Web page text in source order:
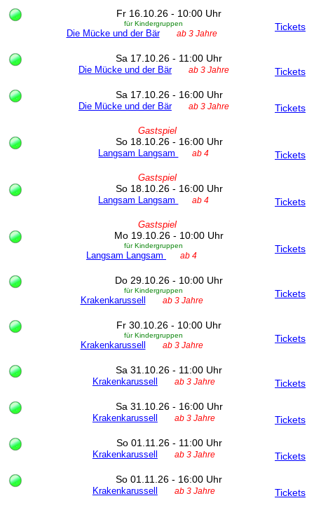
Fr 16.10.26 - 10:00 Uhr
Tickets
für Kindergruppen
Die Mücke und der Bär ab 3 Jahre
Sa 17.10.26 - 11:00 Uhr
Tickets
Die Mücke und der Bär ab 3 Jahre
Sa 17.10.26 - 16:00 Uhr
Tickets
Die Mücke und der Bär ab 3 Jahre
Gastspiel
So 18.10.26 - 16:00 Uhr
Tickets
Langsam Langsam ab 4
Gastspiel
So 18.10.26 - 16:00 Uhr
Tickets
Langsam Langsam ab 4
Gastspiel
Mo 19.10.26 - 10:00 Uhr
Tickets
für Kindergruppen
Langsam Langsam ab 4
Do 29.10.26 - 10:00 Uhr
Tickets
für Kindergruppen
Krakenkarussell ab 3 Jahre
Fr 30.10.26 - 10:00 Uhr
Tickets
für Kindergruppen
Krakenkarussell ab 3 Jahre
Sa 31.10.26 - 11:00 Uhr
Tickets
Krakenkarussell ab 3 Jahre
Sa 31.10.26 - 16:00 Uhr
Tickets
Krakenkarussell ab 3 Jahre
So 01.11.26 - 11:00 Uhr
Tickets
Krakenkarussell ab 3 Jahre
So 01.11.26 - 16:00 Uhr
Tickets
Krakenkarussell ab 3 Jahre